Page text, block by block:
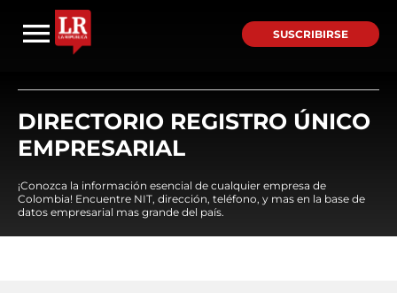
SUSCRIBIRSE
DIRECTORIO REGISTRO ÚNICO
EMPRESARIAL
¡Conozca la información esencial de cualquier empresa de
Colombia! Encuentre NIT, dirección, teléfono, y mas en la base de
datos empresarial mas grande del país.